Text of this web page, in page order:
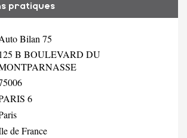
pratiques
Bilan 75
125 B BOULEVARD DU
6
de France